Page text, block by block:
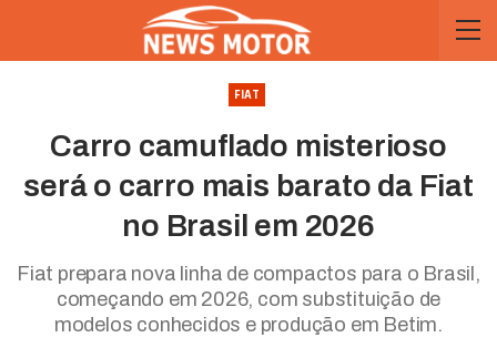
FIAT
Carro camuflado misterioso
será o carro mais barato da Fiat
no Brasil em 2026
Fiat prepara nova linha de compactos para o Brasil,
começando em 2026, com substituição de
modelos conhecidos e produção em Betim.